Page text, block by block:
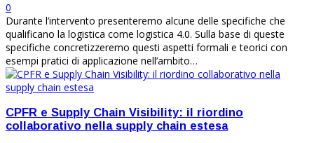
0
Durante l’intervento presenteremo alcune delle specifiche che
qualificano la logistica come logistica 4.0. Sulla base di queste
specifiche concretizzeremo questi aspetti formali e teorici con
esempi pratici di applicazione nell’ambito…
CPFR e Supply Chain Visibility: il riordino
collaborativo nella supply chain estesa